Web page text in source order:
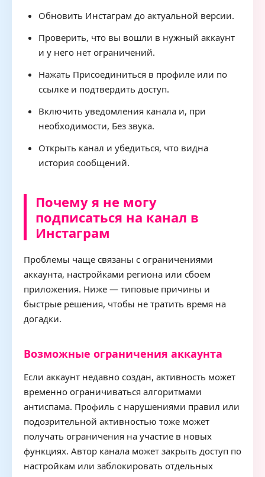
Обновить Инстаграм до актуальной версии.
Проверить, что вы вошли в нужный аккаунт
и у него нет ограничений.
Нажать Присоединиться в профиле или по
ссылке и подтвердить доступ.
Включить уведомления канала и, при
необходимости, Без звука.
Открыть канал и убедиться, что видна
история сообщений.
Почему я не могу
подписаться на канал в
Инстаграм
Проблемы чаще связаны с ограничениями
аккаунта, настройками региона или сбоем
приложения. Ниже — типовые причины и
быстрые решения, чтобы не тратить время на
догадки.
Возможные ограничения аккаунта
Если аккаунт недавно создан, активность может
временно ограничиваться алгоритмами
антиспама. Профиль с нарушениями правил или
подозрительной активностью тоже может
получать ограничения на участие в новых
функциях. Автор канала может закрыть доступ по
настройкам или заблокировать отдельных